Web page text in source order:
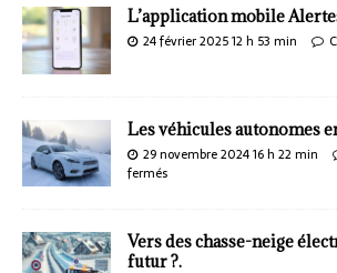
L’application mobile
24 février 2025 12 h 53 min
Les véhicules autonomes
29 novembre 2024 16 h 22 min
fermés
Vers des chasse-neige
futur ?.